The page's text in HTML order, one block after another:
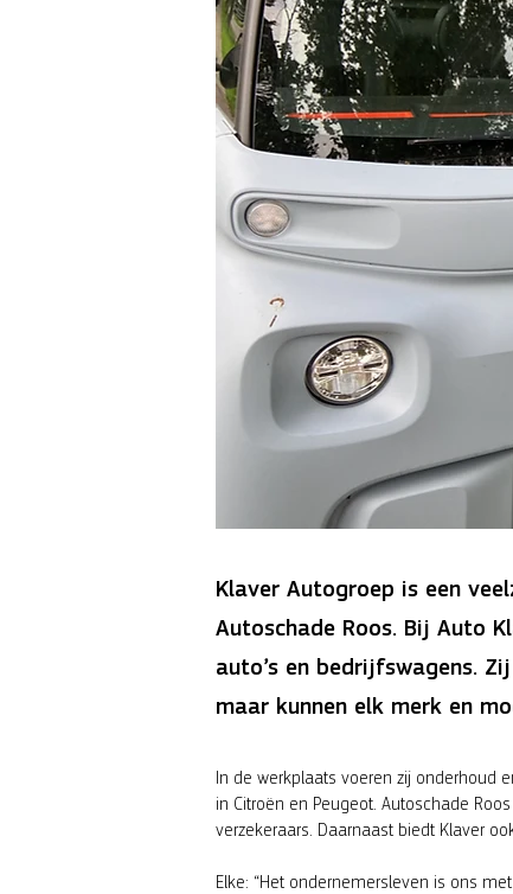
Klaver Autogroep is een
Autoschade Roos. Bij Auto
auto’s en bedrijfswagens.
maar kunnen elk merk en
In de werkplaats voeren zij onderhoud
in Citroën en Peugeot. Autoschade
verzekeraars. Daarnaast biedt Klaver
Elke: “Het ondernemersleven is ons